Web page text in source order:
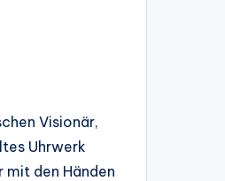
Visionär,
Uhrwerk
mit den Händen